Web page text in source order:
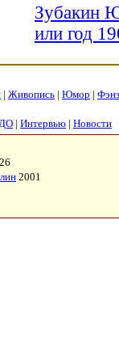
Зубакин
или год
| Живопись | Юмор |
| Интервью | Новости
2001